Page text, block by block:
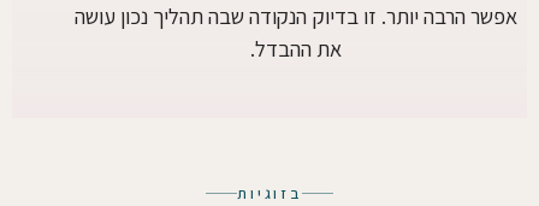
אפשר הרבה יותר. זו בדיוק הנקודה שבה תהליך נכון עושה
את ההבדל.
בזוגיות